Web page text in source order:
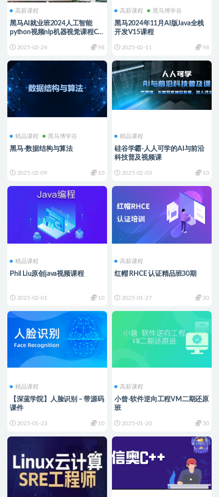
高薪课程
黑马AI就业班2024人工智能
python视频nlp机器视觉课程CV
2025-02-24 98
高薪课程 黑马博学谷
黑马2024年11月AI版Java全栈
开发V15课程
2025-02-11 98
精品课程 黑马博学谷
黑马-数据结构与算法
2025-02-09 10
精品课程
硅谷学霸-人人可学的AI与前沿
科技普及视频课
2025-02-03 10
精品课程
Phil Liu原创java视频课程
2025-02-01 10
高薪课程
红帽 RHCE 认证精品班30期
2025-01-27 30
精品课程
【深蓝学院】人脸识别 – 带源码
课件
2025-01-23 10
高薪课程
小曾-软件逆向工程VM二期还原
班
2025-01-20 30